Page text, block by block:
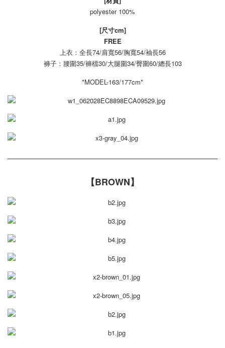
polyester 100%
[尺寸cm]
FREE
上衣：全長74/肩寬56/胸寬54/袖長56
褲子：腰圍35/褲檔30/大腿圍34/臀圍60/總長103
*MODEL-163/177cm*
【BROWN】